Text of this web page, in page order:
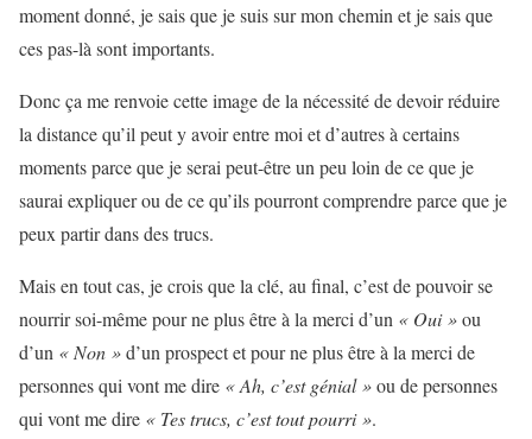
moment donné, je sais que je suis sur mon chemin et je sais que
ces pas-là sont importants.
Donc ça me renvoie cette image de la nécessité de devoir réduire
la distance qu’il peut y avoir entre moi et d’autres à certains
moments parce que je serai peut-être un peu loin de ce que je
saurai expliquer ou de ce qu’ils pourront comprendre parce que je
peux partir dans des trucs.
Mais en tout cas, je crois que la clé, au final, c’est de pouvoir se
nourrir soi-même pour ne plus être à la merci d’un « Oui »ou
d’un « Non »d’un prospect et pour ne plus être à la merci de
personnes qui vont me dire « Ah, c’est génial »ou de personnes
qui vont me dire « Tes trucs, c’est tout pourri ».